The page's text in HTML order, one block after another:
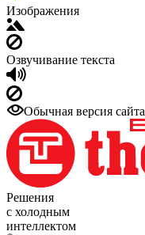
Изображения
Озвучивание текста
Обычная версия сайта
Решения
с холодным
интеллектом